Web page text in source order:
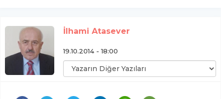
İlhami Atasever
19.10.2014 - 18:00